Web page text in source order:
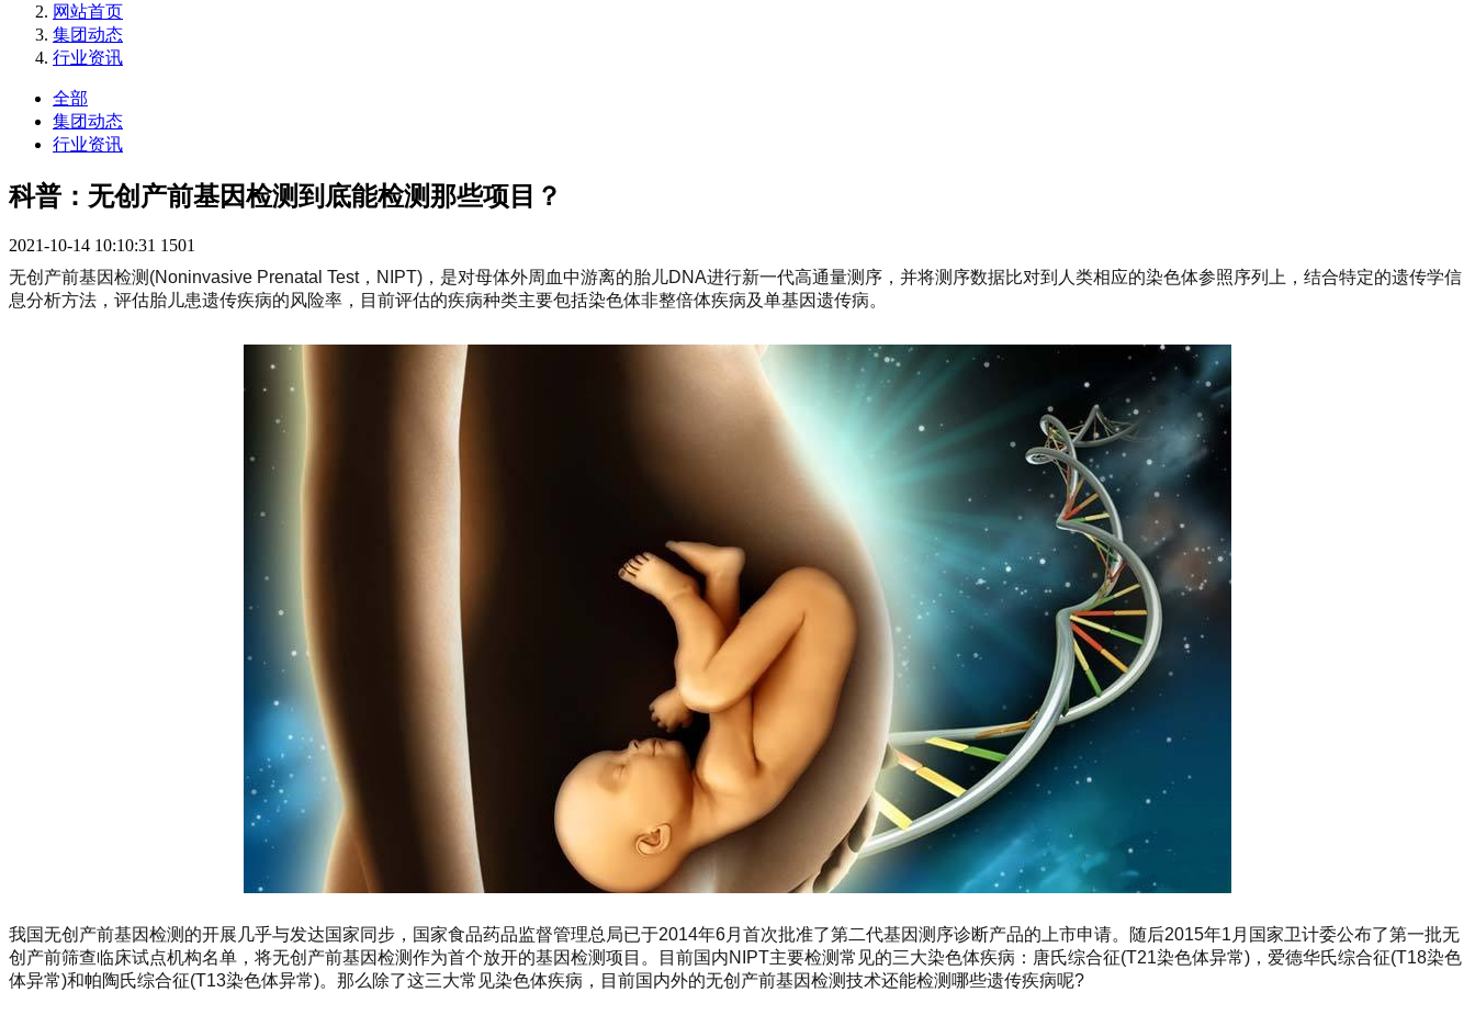
网站首页
集团动态
行业资讯
全部
集团动态
行业资讯
科普：无创产前基因检测到底能检测那些项目？
2021-10-14 10:10:31 1501
无创产前基因检测(Noninvasive Prenatal Test，NIPT)，是对母体外周血中游离的胎儿DNA进行新一代高通量测序，并将测序数据比对到人类相应的染色体参照序列上，结合特定的遗传学信
息分析方法，评估胎儿患遗传疾病的风险率，目前评估的疾病种类主要包括染色体非整倍体疾病及单基因遗传病。
我国无创产前基因检测的开展几乎与发达国家同步，国家食品药品监督管理总局已于2014年6月首次批准了第二代基因测序诊断产品的上市申请。随后2015年1月国家卫计委公布了第一批无
创产前筛查临床试点机构名单，将无创产前基因检测作为首个放开的基因检测项目。目前国内NIPT主要检测常见的三大染色体疾病：唐氏综合征(T21染色体异常)，爱德华氏综合征(T18染色
体异常)和帕陶氏综合征(T13染色体异常)。那么除了这三大常见染色体疾病，目前国内外的无创产前基因检测技术还能检测哪些遗传疾病呢?